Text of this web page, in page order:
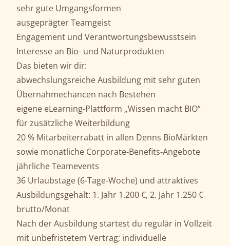
sehr gute Umgangsformen
ausgeprägter Teamgeist
Engagement und Verantwortungsbewusstsein
Interesse an Bio- und Naturprodukten
Das bieten wir dir:
abwechslungsreiche Ausbildung mit sehr guten
Übernahmechancen nach Bestehen
eigene eLearning-Plattform „Wissen macht BIO“
für zusätzliche Weiterbildung
20 % Mitarbeiterrabatt in allen Denns BioMärkten
sowie monatliche Corporate-Benefits-Angebote
jährliche Teamevents
36 Urlaubstage (6-Tage-Woche) und attraktives
Ausbildungsgehalt: 1. Jahr 1.200 €, 2. Jahr 1.250 €
brutto/Monat
Nach der Ausbildung startest du regulär in Vollzeit
mit unbefristetem Vertrag; individuelle